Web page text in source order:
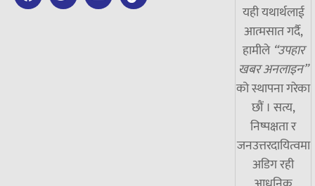
यही यथार्थलाई
आत्मसात गर्दै,
हामीले “उपहार
खबर अनलाइन”
को स्थापना गरेका
छौं । सत्य,
निष्पक्षता र
जनउत्तरदायित्वमा
अडिग रही